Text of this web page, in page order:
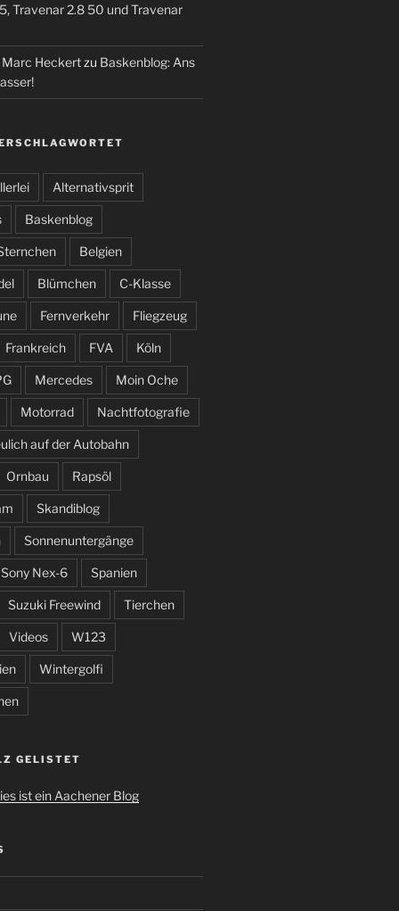
Travenar 2.8 50 und Travenar
Marc Heckertzu Baskenblog: Ans
Alternativsprit
Baskenblog
Belgien
Blümchen C-Klasse
Fernverkehr Fliegzeug
Frankreich FVA Köln
Mercedes Moin Oche
Motorrad Nachtfotografie
auf der Autobahn
Ornbau Rapsöl
Skandiblog
Sonnenuntergänge
Sony Nex-6 Spanien
Suzuki Freewind Tierchen
Videos W123
Wintergolfi
GELISTET